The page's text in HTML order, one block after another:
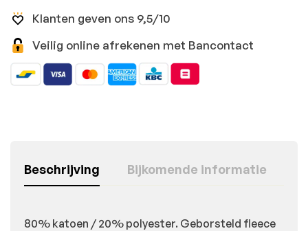
Klanten geven ons 9,5/10
Veilig online afrekenen met Bancontact
Beschrijving Bijkomende informatie
80% katoen / 20% polyester. Geborsteld fleece